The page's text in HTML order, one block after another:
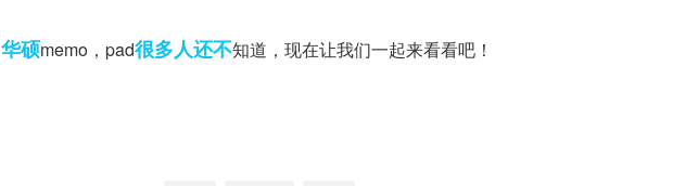
华硕memo，pad很多人还不知道，现在让我们一起来看看吧！